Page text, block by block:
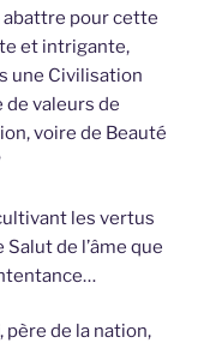
abattre pour cette
et intrigante,
une Civilisation
valeurs de
voire de Beauté
les vertus
Salut de l’âme que
, père de la nation,